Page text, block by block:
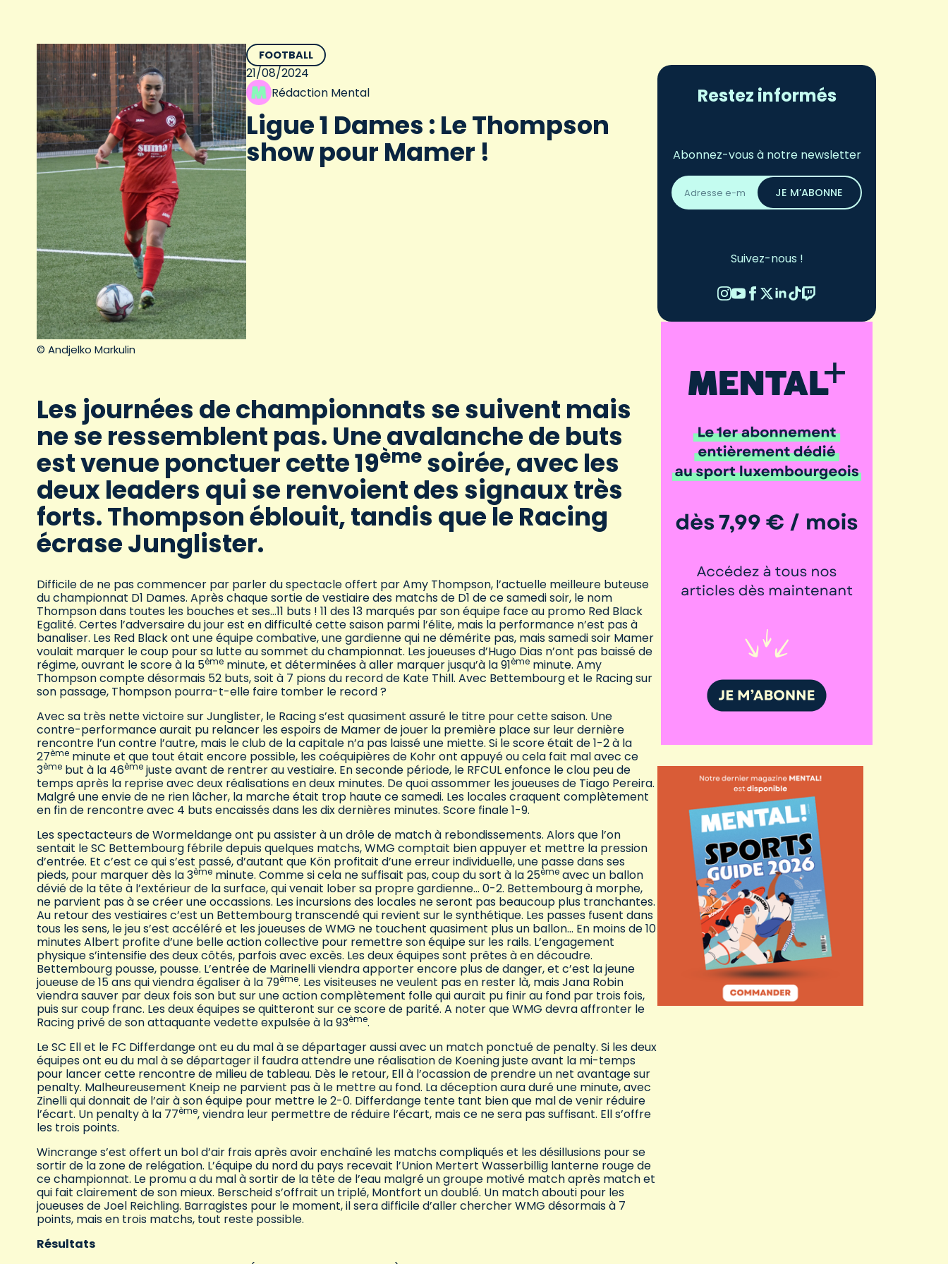
© Andjelko Markulin
FOOTBALL
21/08/2024
Rédaction Mental
Ligue 1 Dames : Le Thompson
show pour Mamer !
Les journées de championnats se suivent mais
ne se ressemblent pas. Une avalanche de buts
est venue ponctuer cette 19ème soirée, avec les
deux leaders qui se renvoient des signaux très
forts. Thompson éblouit, tandis que le Racing
écrase Junglister.
Difficile de ne pas commencer par parler du spectacle offert par Amy Thompson, l’actuelle meilleure buteuse
du championnat D1 Dames. Après chaque sortie de vestiaire des matchs de D1 de ce samedi soir, le nom
Thompson dans toutes les bouches et ses…11 buts ! 11 des 13 marqués par son équipe face au promo Red Black
Egalité. Certes l’adversaire du jour est en difficulté cette saison parmi l’élite, mais la performance n’est pas à
banaliser. Les Red Black ont une équipe combative, une gardienne qui ne démérite pas, mais samedi soir Mamer
voulait marquer le coup pour sa lutte au sommet du championnat. Les joueuses d’Hugo Dias n’ont pas baissé de
régime, ouvrant le score à la 5ème minute, et déterminées à aller marquer jusqu’à la 91ème minute. Amy
Thompson compte désormais 52 buts, soit à 7 pions du record de Kate Thill. Avec Bettembourg et le Racing sur
son passage, Thompson pourra-t-elle faire tomber le record ?
Avec sa très nette victoire sur Junglister, le Racing s’est quasiment assuré le titre pour cette saison. Une
contre-performance aurait pu relancer les espoirs de Mamer de jouer la première place sur leur dernière
rencontre l’un contre l’autre, mais le club de la capitale n’a pas laissé une miette. Si le score était de 1-2 à la
27ème minute et que tout était encore possible, les coéquipières de Kohr ont appuyé ou cela fait mal avec ce
3ème but à la 46ème juste avant de rentrer au vestiaire. En seconde période, le RFCUL enfonce le clou peu de
temps après la reprise avec deux réalisations en deux minutes. De quoi assommer les joueuses de Tiago Pereira.
Malgré une envie de ne rien lâcher, la marche était trop haute ce samedi. Les locales craquent complètement
en fin de rencontre avec 4 buts encaissés dans les dix dernières minutes. Score finale 1-9.
Les spectacteurs de Wormeldange ont pu assister à un drôle de match à rebondissements. Alors que l’on
sentait le SC Bettembourg fébrile depuis quelques matchs, WMG comptait bien appuyer et mettre la pression
d’entrée. Et c’est ce qui s’est passé, d’autant que Kön profitait d’une erreur individuelle, une passe dans ses
pieds, pour marquer dès la 3ème minute. Comme si cela ne suffisait pas, coup du sort à la 25ème avec un ballon
dévié de la tête à l’extérieur de la surface, qui venait lober sa propre gardienne… 0-2. Bettembourg à morphe,
ne parvient pas à se créer une occassions. Les incursions des locales ne seront pas beaucoup plus tranchantes.
Au retour des vestiaires c’est un Bettembourg transcendé qui revient sur le synthétique. Les passes fusent dans
tous les sens, le jeu s’est accéléré et les joueuses de WMG ne touchent quasiment plus un ballon… En moins de 10
minutes Albert profite d’une belle action collective pour remettre son équipe sur les rails. L’engagement
physique s’intensifie des deux côtés, parfois avec excès. Les deux équipes sont prêtes à en découdre.
Bettembourg pousse, pousse. L’entrée de Marinelli viendra apporter encore plus de danger, et c’est la jeune
joueuse de 15 ans qui viendra égaliser à la 79ème. Les visiteuses ne veulent pas en rester là, mais Jana Robin
viendra sauver par deux fois son but sur une action complètement folle qui aurait pu finir au fond par trois fois,
puis sur coup franc. Les deux équipes se quitteront sur ce score de parité. A noter que WMG devra affronter le
Racing privé de son attaquante vedette expulsée à la 93ème.
Le SC Ell et le FC Differdange ont eu du mal à se départager aussi avec un match ponctué de penalty. Si les deux
équipes ont eu du mal à se départager il faudra attendre une réalisation de Koening juste avant la mi-temps
pour lancer cette rencontre de milieu de tableau. Dès le retour, Ell à l’ocassion de prendre un net avantage sur
penalty. Malheureusement Kneip ne parvient pas à le mettre au fond. La déception aura duré une minute, avec
Zinelli qui donnait de l’air à son équipe pour mettre le 2-0. Differdange tente tant bien que mal de venir réduire
l’écart. Un penalty à la 77ème, viendra leur permettre de réduire l’écart, mais ce ne sera pas suffisant. Ell s’offre
les trois points.
Wincrange s’est offert un bol d’air frais après avoir enchaîné les matchs compliqués et les désillusions pour se
sortir de la zone de relégation. L’équipe du nord du pays recevait l’Union Mertert Wasserbillig lanterne rouge de
ce championnat. Le promu a du mal à sortir de la tête de l’eau malgré un groupe motivé match après match et
qui fait clairement de son mieux. Berscheid s’offrait un triplé, Montfort un doublé. Un match abouti pour les
joueuses de Joel Reichling. Barragistes pour le moment, il sera difficile d’aller chercher WMG désormais à 7
points, mais en trois matchs, tout reste possible.
Résultats
Restez informés
Abonnez-vous à notre newsletter
Adresse
email
*
JE M’ABONNE
Suivez-nous !